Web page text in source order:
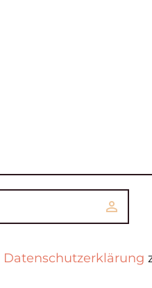
Datenschutzerklärung